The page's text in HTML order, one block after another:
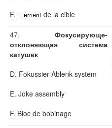
F.
de la cible
47. Фокусирующе-
отклоняющая система
катушек
D. Fokussier-Ablenk-system
E. Joke assembly
F. Bloc de bobinage